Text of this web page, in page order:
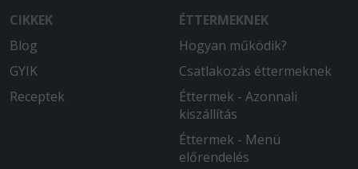
CIKKEK
Blog
GYIK
Receptek
ÉTTERMEKNEK
Hogyan működik?
Csatlakozás éttermeknek
Éttermek - Azonnali
kiszállítás
Éttermek - Menü
előrendelés